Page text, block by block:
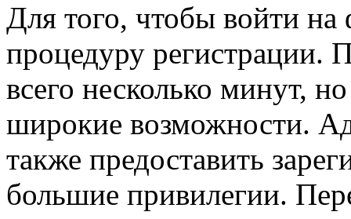
Для того, чтобы войти
процедуру регистрации.
всего несколько минут,
широкие возможности.
также предоставить
большие привилегии.